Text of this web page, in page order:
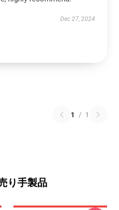
Dec 27, 2024
1 / 1
り手製品